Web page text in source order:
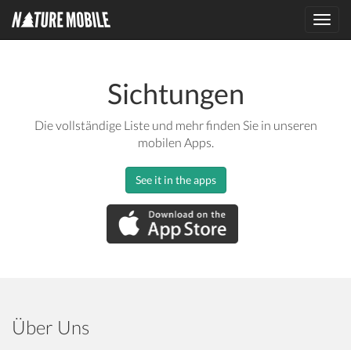
Sichtungen
Die vollständige Liste und mehr finden Sie in unseren
mobilen Apps.
See it in the apps
Über Uns